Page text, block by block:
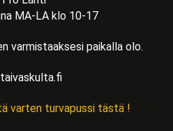
MA-LA klo 10-17
varmistaaksesi paikalla olo.
varten turvapussi tästä !